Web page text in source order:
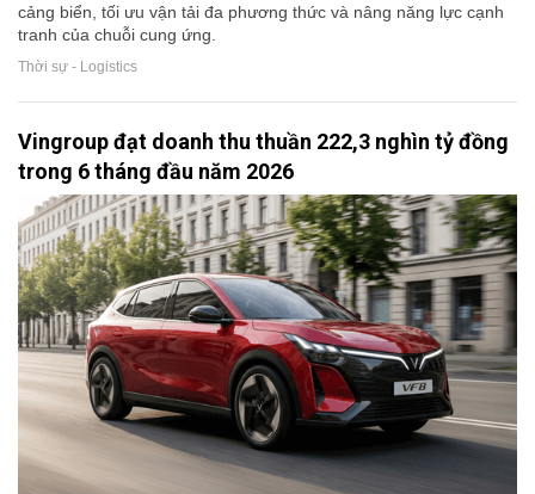
cảng biển, tối ưu vận tải đa phương thức và nâng năng lực cạnh
tranh của chuỗi cung ứng.
Thời sự - Logistics
Vingroup đạt doanh thu thuần 222,3 nghìn tỷ đồng
trong 6 tháng đầu năm 2026